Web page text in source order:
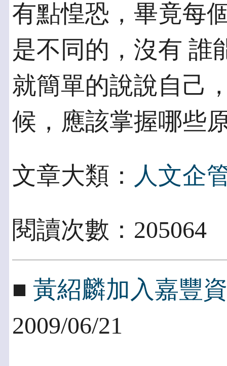
有點惶恐，畢竟每
是不同的，沒有 誰
就簡單的說說自己
候，應該掌握哪些
文章大類： 人文企
閱讀次數：
■ 黃紹麟加入嘉豐
2009/06/21